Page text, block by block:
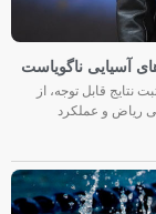
قابل توجه، از
ریاض و عملکرد